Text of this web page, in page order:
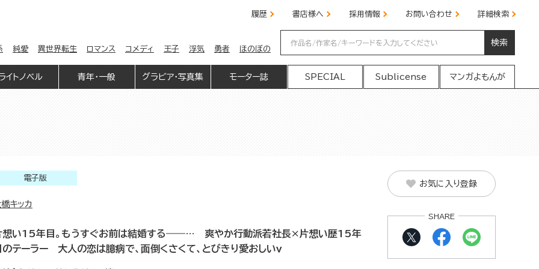
履歴 書店様へ 採用情報 お問い合わせ 詳細検索
純愛 異世界転生 ロマンス コメディ 王子 浮気 勇者 ほのぼの
検索
イトノベル 青年・一般 グラビア・写真集 モーター誌 SPECIAL Sublicense マンガよもんが
電子版
キッカ
想い15年目。もうすぐお前は結婚する――… 爽やか行動派若社長×片想い歴15年
のテーラー 大人の恋は臆病で、面倒くさくて、とびきり愛おしいｖ
お気に入り登録
SHARE